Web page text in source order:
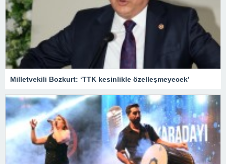
Milletvekili Bozkurt: ‘TTK kesinlikle özelleşmeyecek’